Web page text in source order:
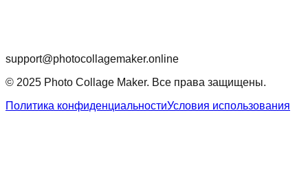
support@photocollagemaker.online
© 2025 Photo Collage Maker. Все права защищены.
Политика конфиденциальностиУсловия использования